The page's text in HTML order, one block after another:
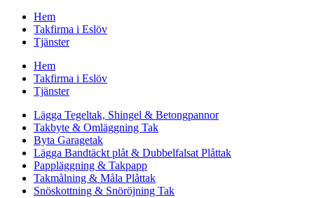
Hem
Takfirma i Eslöv
Tjänster
Hem
Takfirma i Eslöv
Tjänster
Lägga Tegeltak, Shingel & Betongpannor
Takbyte & Omläggning Tak
Byta Garagetak
Lägga Bandtäckt plåt & Dubbelfalsat Plåttak
Pappläggning & Takpapp
Takmålning & Måla Plåttak
Snöskottning & Snöröjning Tak